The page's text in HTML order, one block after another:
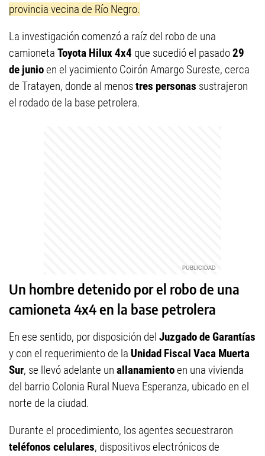
provincia vecina de Río Negro.
La investigación comenzó a raíz del robo de una
camioneta Toyota Hilux 4x4 que sucedió el pasado29
de junioen el yacimiento Coirón Amargo Sureste, cerca
de Tratayen, donde al menostres personas sustrajeron
el rodado de la base petrolera.
Un hombre detenido por el robo de una
camioneta 4x4 en la base petrolera
En ese sentido, por disposición del Juzgado de Garantías
y con el requerimiento de la Unidad Fiscal Vaca Muerta
Sur, se llevó adelante un allanamientoen una vivienda
del barrio Colonia Rural Nueva Esperanza, ubicado en el
norte de la ciudad.
Durante el procedimiento, los agentes secuestraron
teléfonos celulares, dispositivos electrónicos de